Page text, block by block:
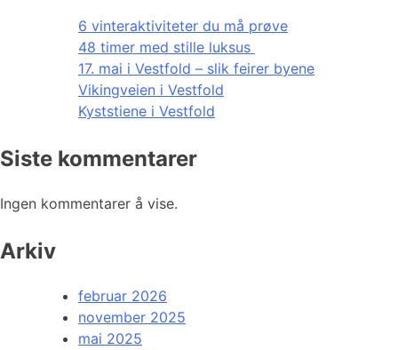
6 vinteraktiviteter du må prøve
48 timer med stille luksus
17. mai i Vestfold – slik feirer byene
Vikingveien i Vestfold
Kyststiene i Vestfold
Siste kommentarer
Ingen kommentarer å vise.
Arkiv
februar 2026
november 2025
mai 2025